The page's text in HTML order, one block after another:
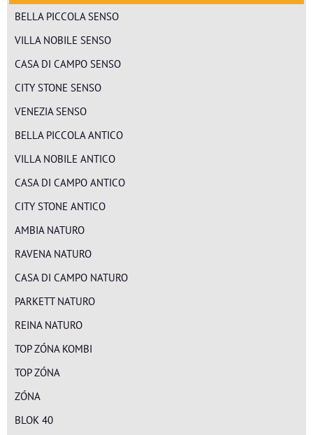
BELLA PICCOLA SENSO
VILLA NOBILE SENSO
CASA DI CAMPO SENSO
CITY STONE SENSO
VENEZIA SENSO
BELLA PICCOLA ANTICO
VILLA NOBILE ANTICO
CASA DI CAMPO ANTICO
CITY STONE ANTICO
AMBIA NATURO
RAVENA NATURO
CASA DI CAMPO NATURO
PARKETT NATURO
REINA NATURO
TOP ZÓNA KOMBI
TOP ZÓNA
ZÓNA
BLOK 40